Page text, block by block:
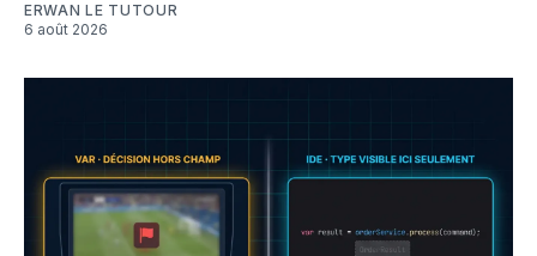
ERWAN LE TUTOUR
6 août 2026